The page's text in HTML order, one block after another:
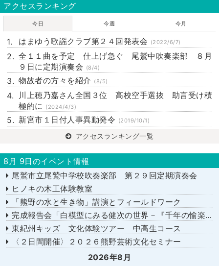
アクセスランキング
今日 今週 今月
はまゆう歌謡クラブ第２４回発表会 (2022/6/7)
全１１曲を予定 仕上げ急ぐ 尾鷲中吹奏楽部 ８月
９日に定期演奏会 (8/4)
物故者の方々を紹介 (8/5)
川上穂乃嘉さん全国３位 高校空手選抜 助言受け積
極的に
(2024/4/3)
新宮市１日付人事異動発令 (2019/10/1)
アクセスランキング一覧
8月 9日のイベント情報
尾鷲市立尾鷲中学校吹奏楽部 第２９回定期演奏会
ヒノキの木工体験教室
「熊野の水と生き物」講演とフィールドワーク
完成報告会「白模型にみる健次の世界－『千年の愉楽』『奇蹟』より－」
東紀州キッズ 文化体験ツアー 中高生コース
〈２日間開催〉２０２６熊野芸術文化セミナー
2026年8月